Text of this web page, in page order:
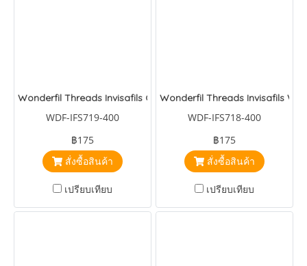
Wonderfil Threads Invisafils Copper
WDF-IFS719-400
฿175
สั่งซื้อสินค้า
เปรียบเทียบ
Wonderfil Threads Invisafils
WDF-IFS718-400
฿175
สั่งซื้อสินค้า
เปรียบเทียบ